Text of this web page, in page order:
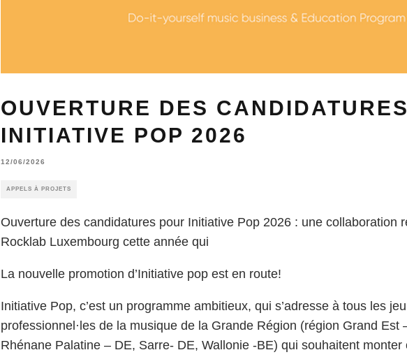
OUVERTURE DES
INITIATIVE POP 2026
12/06/2026
APPELS À PROJETS
Ouverture des candidatures pour Initiative Pop 2026 : une collaboration
Rocklab Luxembourg cette année qui
La nouvelle promotion d’Initiative pop est en route!
Initiative Pop, c’est un programme ambitieux, qui s’adresse à tous les
professionnel·les de la musique de la Grande Région (région Grand Est
Rhénane Palatine – DE, Sarre- DE, Wallonie -BE) qui souhaitent